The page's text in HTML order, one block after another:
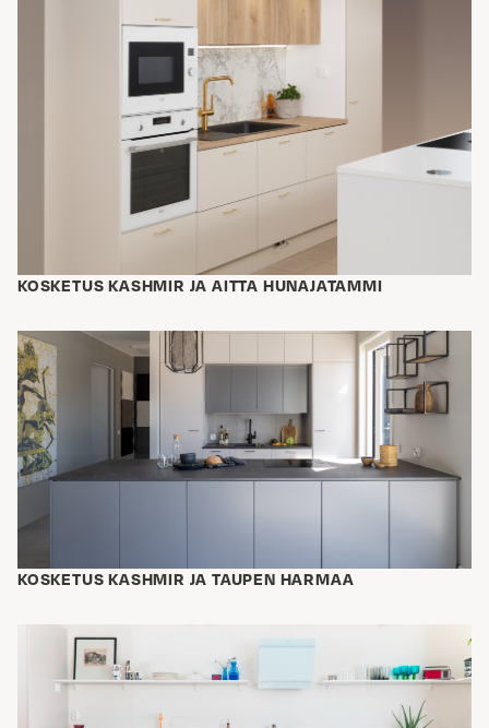
KOSKETUS KASHMIR JA AITTA HUNAJATAMMI
KOSKETUS KASHMIR JA TAUPEN HARMAA